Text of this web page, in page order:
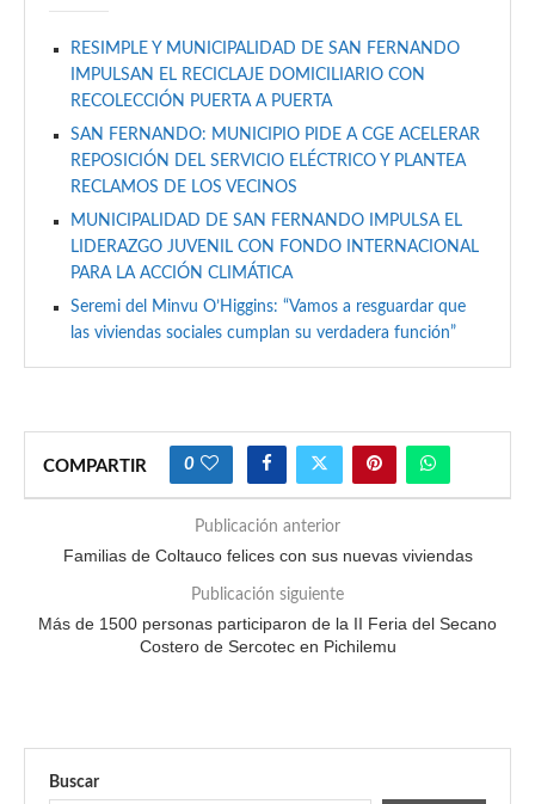
RESIMPLE Y MUNICIPALIDAD DE SAN FERNANDO
IMPULSAN EL RECICLAJE DOMICILIARIO CON
RECOLECCIÓN PUERTA A PUERTA
SAN FERNANDO: MUNICIPIO PIDE A CGE ACELERAR
REPOSICIÓN DEL SERVICIO ELÉCTRICO Y PLANTEA
RECLAMOS DE LOS VECINOS
MUNICIPALIDAD DE SAN FERNANDO IMPULSA EL
LIDERAZGO JUVENIL CON FONDO INTERNACIONAL
PARA LA ACCIÓN CLIMÁTICA
Seremi del Minvu O’Higgins: “Vamos a resguardar que
las viviendas sociales cumplan su verdadera función”
COMPARTIR 0
Publicación anterior
Familias de Coltauco felices con sus nuevas viviendas
Publicación siguiente
Más de 1500 personas participaron de la II Feria del Secano
Costero de Sercotec en Pichilemu
Buscar